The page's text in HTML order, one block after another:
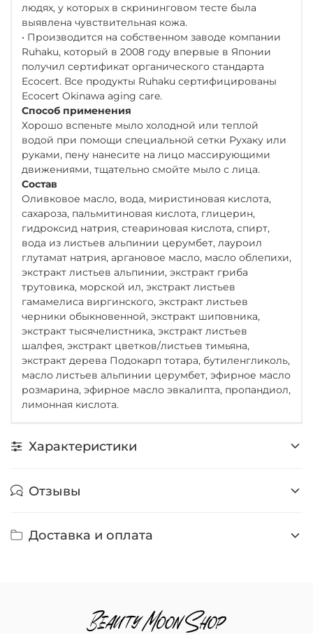
людях, у которых в скрининговом тесте была
выявлена чувствительная кожа.
• Производится на собственном заводе компании
Ruhaku, который в 2008 году впервые в Японии
получил сертификат органического стандарта
Ecocert. Все продукты Ruhaku сертифицированы
Ecocert Okinawa aging care.
Способ применения
Хорошо вспеньте мыло холодной или теплой
водой при помощи специальной сетки Рухаку или
руками, пену нанесите на лицо массирующими
движениями, тщательно смойте мыло с лица.
Состав
Оливковое масло, вода, миристиновая кислота,
сахароза, пальмитиновая кислота, глицерин,
гидроксид натрия, стеариновая кислота, спирт,
вода из листьев альпинии церумбет, лауроил
глутамат натрия, аргановое масло, масло облепихи,
экстракт листьев альпинии, экстракт гриба
трутовика, морской ил, экстракт листьев
гамамелиса виргинского, экстракт листьев
черники обыкновенной, экстракт шиповника,
экстракт тысячелистника, экстракт листьев
шалфея, экстракт цветков/листьев тимьяна,
экстракт дерева Подокарп тотара, бутиленгликоль,
масло листьев альпинии церумбет, эфирное масло
розмарина, эфирное масло эвкалипта, пропандиол,
лимонная кислота.
Характеристики
Отзывы
Доставка и оплата